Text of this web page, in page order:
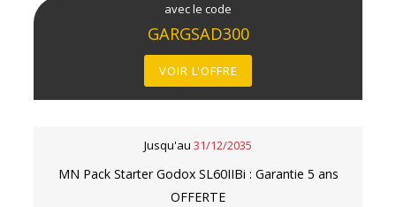
avec le code
GARGSAD300
VOIR L'OFFRE
Jusqu'au 31/12/2035
MN Pack Starter Godox SL60IIBi : Garantie 5 ans
OFFERTE